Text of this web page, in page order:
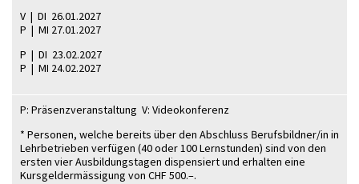
V | DI 26.01.2027
P | MI 27.01.2027
P | DI 23.02.2027
P | MI 24.02.2027
P: Präsenzveranstaltung V: Videokonferenz
* Personen, welche bereits über den Abschluss Berufsbildner/in in
Lehrbetrieben verfügen (40 oder 100 Lernstunden) sind von den
ersten vier Ausbildungstagen dispensiert und erhalten eine
Kursgeldermässigung von CHF 500.–.